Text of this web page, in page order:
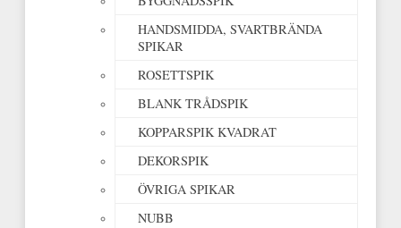
HANDSMIDDA, SVARTBRÄNDA
SPIKAR
ROSETTSPIK
BLANK TRÅDSPIK
KOPPARSPIK KVADRAT
DEKORSPIK
ÖVRIGA SPIKAR
NUBB